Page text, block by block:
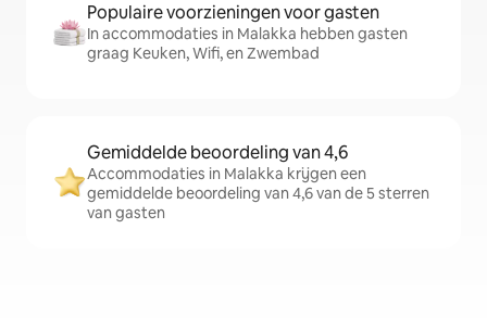
Populaire voorzieningen voor gasten
In accommodaties in Malakka hebben gasten
graag Keuken, Wifi, en Zwembad
Gemiddelde beoordeling van 4,6
Accommodaties in Malakka krijgen een
gemiddelde beoordeling van 4,6 van de 5 sterren
van gasten